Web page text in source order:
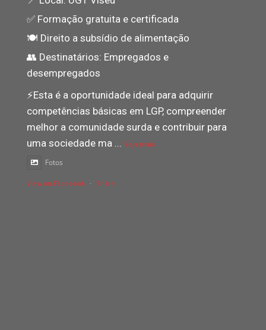
✅ Formação gratuita e certificada
🍽️ Direito a subsídio de alimentação
👥 Destinatários: Empregados e
desempregados
⚡️Esta é a oportunidade ideal para adquirir
competências básicas em LGP, compreender
melhor a comunidade surda e contribuir para
uma sociedade ma ... Veja mais
Fotos
View on Facebook · Share